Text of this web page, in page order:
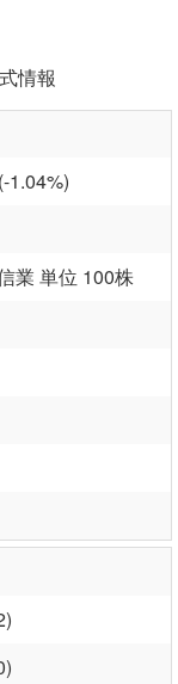
情報
1.04%)
業 単位 100株